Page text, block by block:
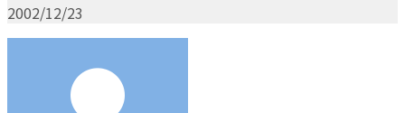
2002/12/23